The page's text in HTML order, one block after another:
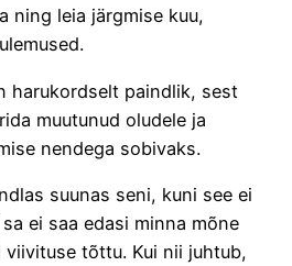
ning leia järgmise kuu,
harukordselt paindlik, sest
muutunud oludele ja
nendega sobivaks.
suunas seni, kuni see ei
ei saa edasi minna mõne
tõttu. Kui nii juhtub,